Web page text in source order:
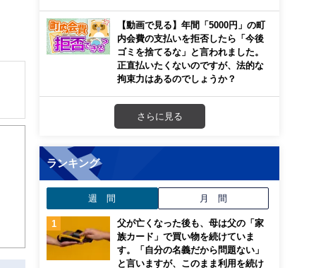
き
【動画で見る】年間「5000円」の町
内会費の支払いを拒否したら「今後
ゴミを捨てるな」と言われました。
正直払いたくないのですが、法的な
拘束力はあるのでしょうか？
さらに見る
ランキング
週 間 月 間
父が亡くなった後も、母は父の「家
族カード」で買い物を続けていま
す。「自分の名義だから問題ない」
と言いますが、このまま利用を続け